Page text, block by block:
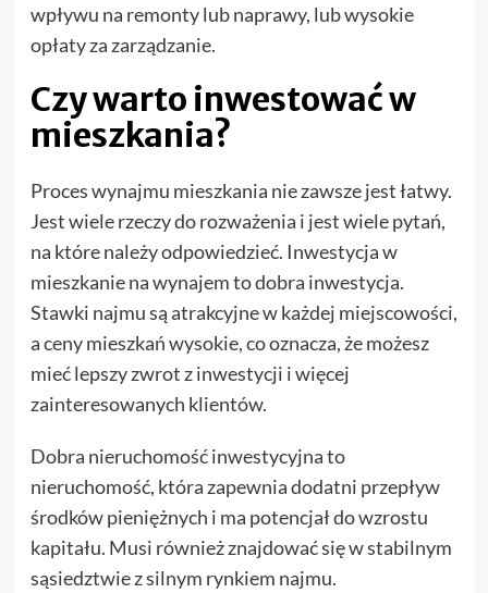
wpływu na remonty lub naprawy, lub wysokie
opłaty za zarządzanie.
Czy warto inwestować w
mieszkania?
Proces wynajmu mieszkania nie zawsze jest łatwy.
Jest wiele rzeczy do rozważenia i jest wiele pytań,
na które należy odpowiedzieć. Inwestycja w
mieszkanie na wynajem to dobra inwestycja.
Stawki najmu są atrakcyjne w każdej miejscowości,
a ceny mieszkań wysokie, co oznacza, że możesz
mieć lepszy zwrot z inwestycji i więcej
zainteresowanych klientów.
Dobra nieruchomość inwestycyjna to
nieruchomość, która zapewnia dodatni przepływ
środków pieniężnych i ma potencjał do wzrostu
kapitału. Musi również znajdować się w stabilnym
sąsiedztwie z silnym rynkiem najmu.